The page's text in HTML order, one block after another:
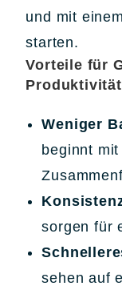
und mit
starten.
Vorteile für
Produktivität
Weniger
beginnt
sorgen für
sehen auf